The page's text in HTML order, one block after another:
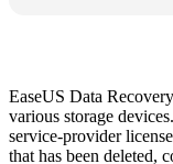
EaseUS Data
various storage
service-provider
that has been deleted,